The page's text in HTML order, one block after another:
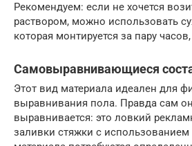
Рекомендуем: если не хочется
раствором, можно использовать
которая монтируется за пару
Самовыравнивающиеся
Этот вид материала идеален для
выравнивания пола. Правда сам
выравнивается: это ловкий
заливки стяжки с использованием